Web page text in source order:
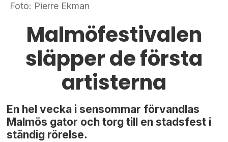
Foto: Pierre Ekman
Malmöfestivalen
släpper de första
artisterna
En hel vecka i sensommar förvandlas
Malmös gator och torg till en stadsfest i
ständig rörelse.